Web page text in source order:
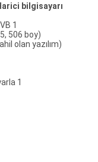
bilgisayarı
1
506 boy)
olan yazılım)
1